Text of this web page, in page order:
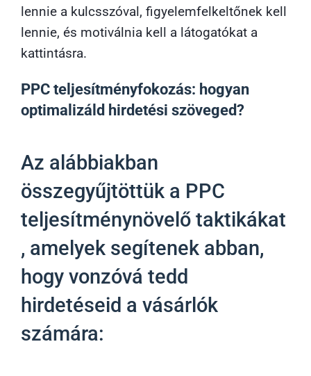
lennie a kulcsszóval, figyelemfelkeltőnek kell
lennie, és motiválnia kell a látogatókat a
kattintásra.
PPC teljesítményfokozás: hogyan
optimalizáld hirdetési szöveged?
Az alábbiakban
összegyűjtöttük a PPC
teljesítménynövelő taktikákat
, amelyek segítenek abban,
hogy vonzóvá tedd
hirdetéseid a vásárlók
számára: